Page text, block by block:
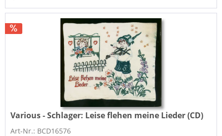
Various - Schlager: Leise flehen meine Lieder (CD)
Art-Nr.: BCD16576